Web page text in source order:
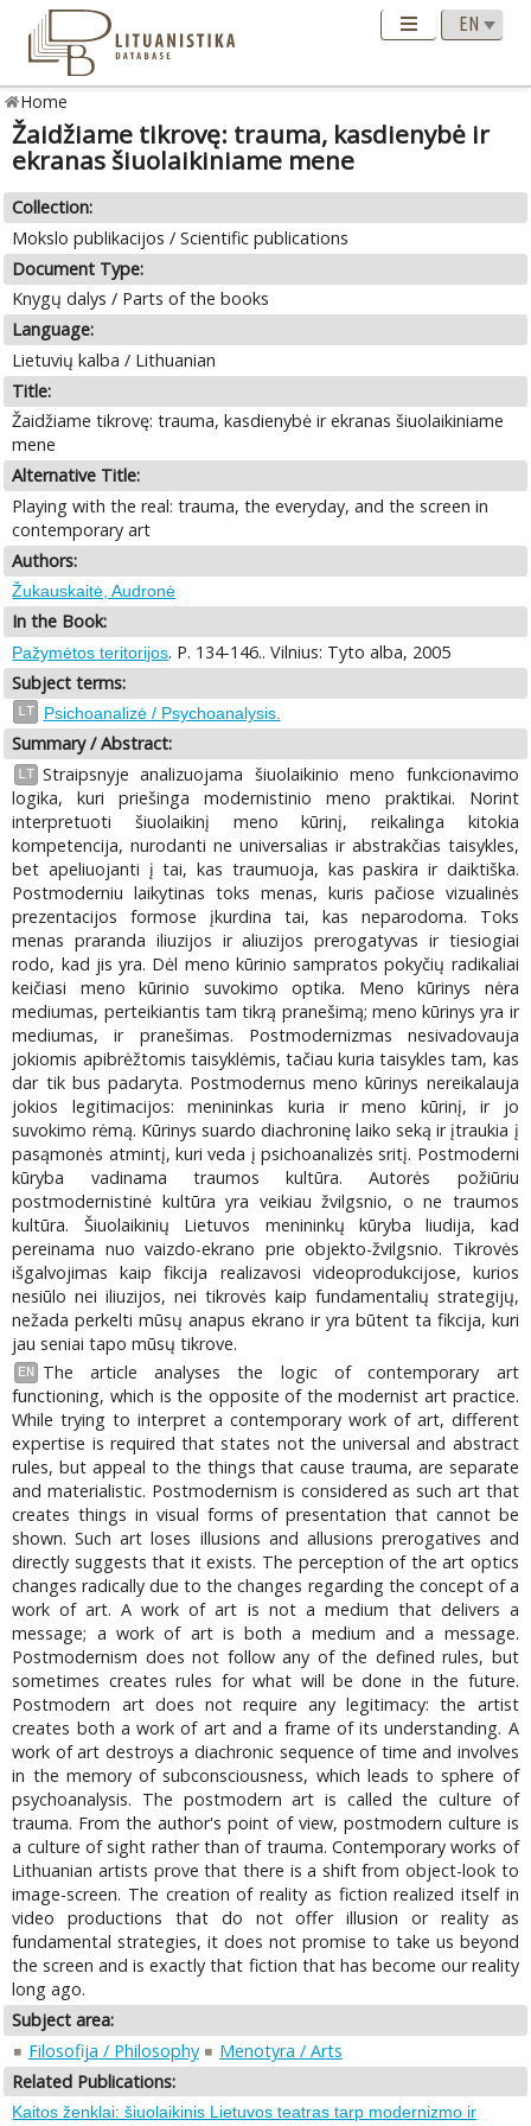
Home
Žaidžiame tikrovę: trauma, kasdienybė ir
ekranas šiuolaikiniame mene
Collection:
Mokslo publikacijos / Scientific publications
Document Type:
Knygų dalys / Parts of the books
Language:
Lietuvių kalba / Lithuanian
Title:
Žaidžiame tikrovę: trauma, kasdienybė ir ekranas šiuolaikiniame
mene
Alternative Title:
Playing with the real: trauma, the everyday, and the screen in
contemporary art
Authors:
Žukauskaitė, Audronė
In the Book:
Pažymėtos teritorijos. P. 134-146.. Vilnius: Tyto alba, 2005
Subject terms:
LT Psichoanalizė / Psychoanalysis.
Summary / Abstract:
LT Straipsnyje analizuojama šiuolaikinio meno funkcionavimo
logika, kuri priešinga modernistinio meno praktikai. Norint
interpretuoti šiuolaikinį meno kūrinį, reikalinga kitokia
kompetencija, nurodanti ne universalias ir abstrakčias taisykles,
bet apeliuojanti į tai, kas traumuoja, kas paskira ir daiktiška.
Postmoderniu laikytinas toks menas, kuris pačiose vizualinės
prezentacijos formose įkurdina tai, kas neparodoma. Toks
menas praranda iliuzijos ir aliuzijos prerogatyvas ir tiesiogiai
rodo, kad jis yra. Dėl meno kūrinio sampratos pokyčių radikaliai
keičiasi meno kūrinio suvokimo optika. Meno kūrinys nėra
mediumas, perteikiantis tam tikrą pranešimą; meno kūrinys yra ir
mediumas, ir pranešimas. Postmodernizmas nesivadovauja
jokiomis apibrėžtomis taisyklėmis, tačiau kuria taisykles tam, kas
dar tik bus padaryta. Postmodernus meno kūrinys nereikalauja
jokios legitimacijos: menininkas kuria ir meno kūrinį, ir jo
suvokimo rėmą. Kūrinys suardo diachroninę laiko seką ir įtraukia į
pasąmonės atmintį, kuri veda į psichoanalizės sritį. Postmoderni
kūryba vadinama traumos kultūra. Autorės požiūriu
postmodernistinė kultūra yra veikiau žvilgsnio, o ne traumos
kultūra. Šiuolaikinių Lietuvos menininkų kūryba liudija, kad
pereinama nuo vaizdo-ekrano prie objekto-žvilgsnio. Tikrovės
išgalvojimas kaip fikcija realizavosi videoprodukcijose, kurios
nesiūlo nei iliuzijos, nei tikrovės kaip fundamentalių strategijų,
nežada perkelti mūsų anapus ekrano ir yra būtent ta fikcija, kuri
jau seniai tapo mūsų tikrove.
EN
The article analyses the logic of contemporary art
functioning, which is the opposite of the modernist art practice.
While trying to interpret a contemporary work of art, different
expertise is required that states not the universal and abstract
rules, but appeal to the things that cause trauma, are separate
and materialistic. Postmodernism is considered as such art that
creates things in visual forms of presentation that cannot be
shown. Such art loses illusions and allusions prerogatives and
directly suggests that it exists. The perception of the art optics
changes radically due to the changes regarding the concept of a
work of art. A work of art is not a medium that delivers a
message; a work of art is both a medium and a message.
Postmodernism does not follow any of the defined rules, but
sometimes creates rules for what will be done in the future.
Postmodern art does not require any legitimacy: the artist
creates both a work of art and a frame of its understanding. A
work of art destroys a diachronic sequence of time and involves
in the memory of subconsciousness, which leads to sphere of
psychoanalysis. The postmodern art is called the culture of
trauma. From the author's point of view, postmodern culture is
a culture of sight rather than of trauma. Contemporary works of
Lithuanian artists prove that there is a shift from object-look to
image-screen. The creation of reality as fiction realized itself in
video productions that do not offer illusion or reality as
fundamental strategies, it does not promise to take us beyond
the screen and is exactly that fiction that has become our reality
long ago.
Subject area:
Filosofija / Philosophy
Menotyra / Arts
Related Publications:
Kaitos ženklai: šiuolaikinis Lietuvos teatras tarp modernizmo ir